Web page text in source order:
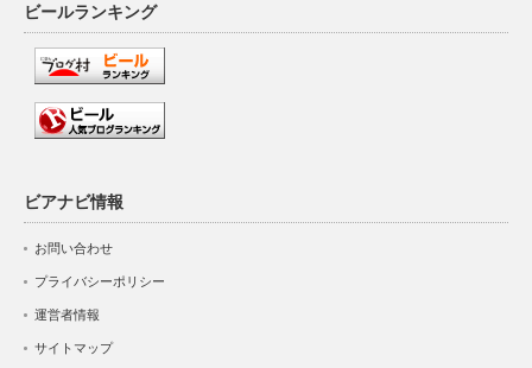
ビールランキング
ビアナビ情報
お問い合わせ
プライバシーポリシー
運営者情報
サイトマップ